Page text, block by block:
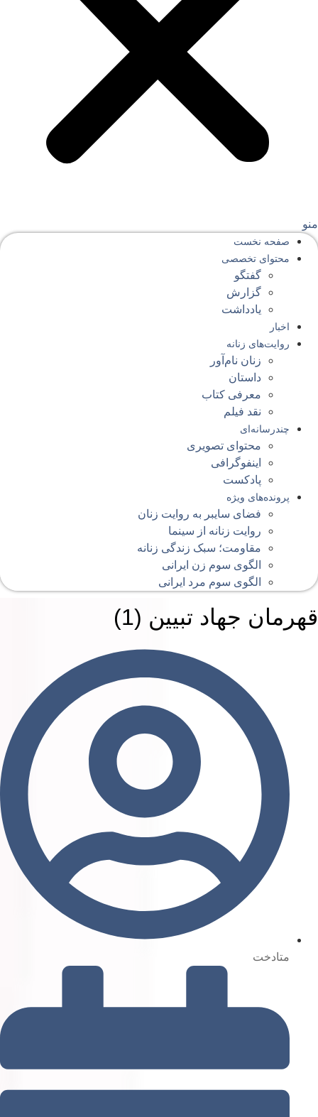
صفحه‌ نخست
محتوای‌ تخصصی
گفتگو
گزارش
یادداشت
اخبار
روایت‌های زنانه
زنان نام‌آور
داستان
معرفی کتاب
نقد فیلم
چندرسانه‌ای
محتوای تصویری
اینفوگرافی
پادکست
پرونده‌های ویژه
فضای سایبر به روایت زنان
روایت زنانه از سینما
مقاومت؛ سبک زندگی زنانه
الگوی سوم زن ایرانی
الگوی سوم مرد ایرانی
جهاد تبیین (1)
متادخت